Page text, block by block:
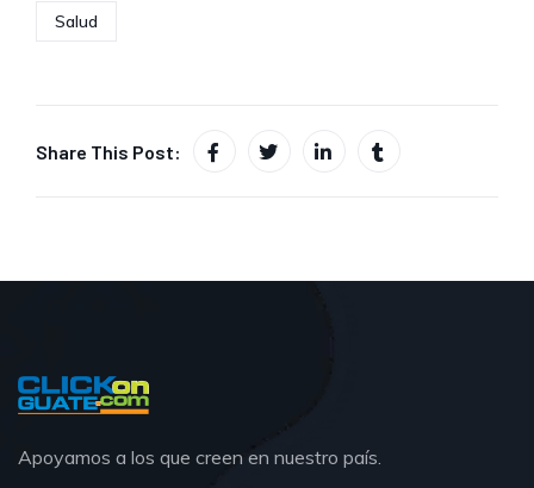
Salud
Share This Post:
Apoyamos a los que creen en nuestro país.